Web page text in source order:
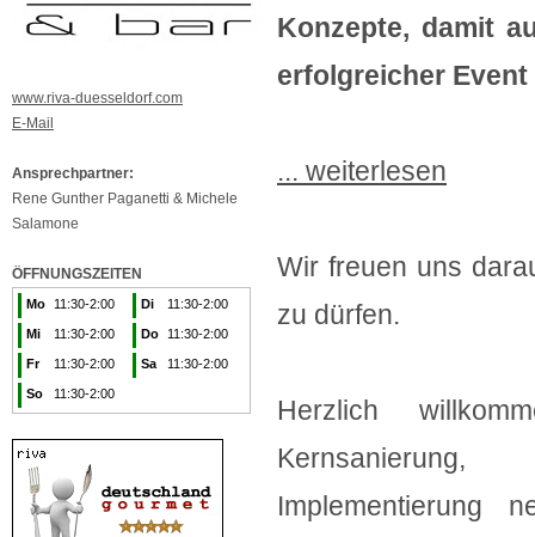
www.riva-duesseldorf.com
E-Mail
Ansprechpartner:
Rene Gunther Paganetti & Michele
Salamone
ÖFFNUNGSZEITEN
Mo 11:30-2:00 Di 11:30-2:00
Mi 11:30-2:00 Do 11:30-2:00
Fr 11:30-2:00 Sa 11:30-2:00
So 11:30-2:00
Konzepte, damit
erfolgreicher Event
... weiterlesen
Wir freuen uns
zu dürfen.
Herzlich
Implementierung